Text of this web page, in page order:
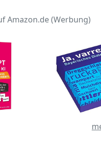
Amazon.de (Werbung)